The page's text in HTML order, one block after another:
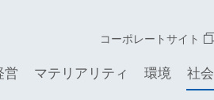
コーポレートサイト
営 マテリアリティ 環境 社会